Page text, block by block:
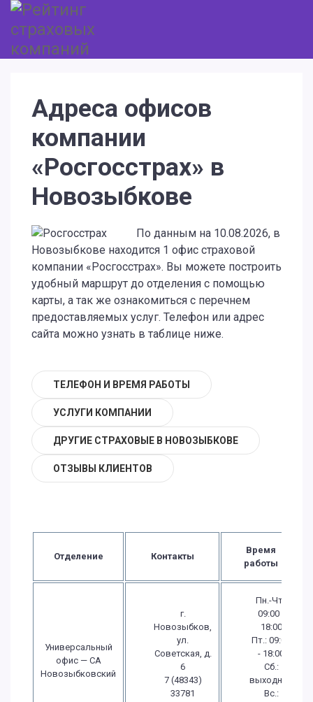
Адреса офисов
компании
«Росгосстрах» в
Новозыбкове
По данным на 10.08.2026, в
Новозыбкове находится 1 офис страховой
компании «Росгосстрах». Вы можете построить
удобный маршрут до отделения с помощью
карты, а так же ознакомиться с перечнем
предоставляемых услуг. Телефон или адрес
сайта можно узнать в таблице ниже.
ТЕЛЕФОН И ВРЕМЯ РАБОТЫ
УСЛУГИ КОМПАНИИ
ДРУГИЕ СТРАХОВЫЕ В НОВОЗЫБКОВЕ
ОТЗЫВЫ КЛИЕНТОВ
Отделение Контакты
Время
работы
Универсальный
офис — СА
Новозыбковский
г.
Новозыбков,
ул.
Советская, д.
6
7 (48343)
33781
Пн.-Чт.:
09:00 -
18:00
Пт.: 09:00
- 18:00
Сб.:
выходной
Вс.: